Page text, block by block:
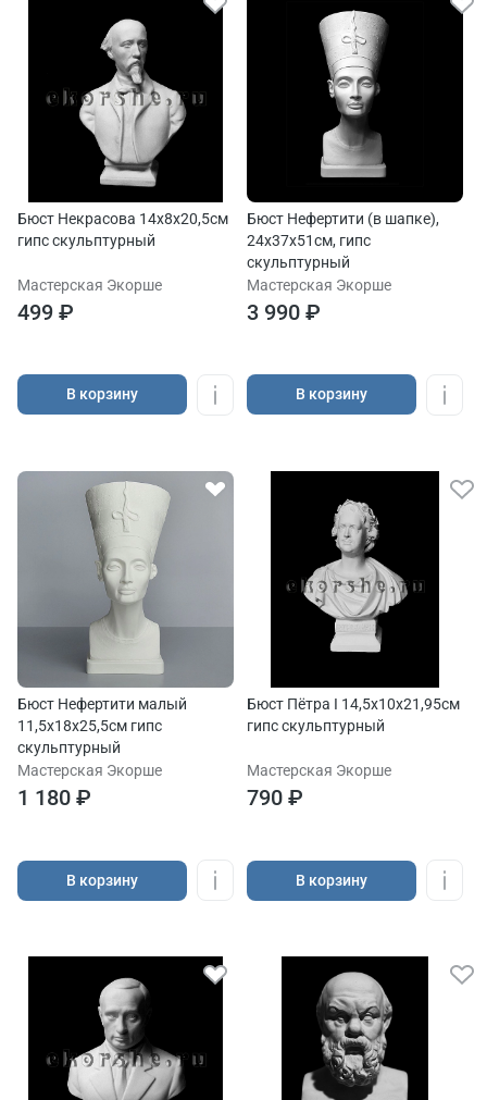
Бюст Некрасова 14х8х20,5см
гипс скульптурный
Мастерская Экорше
499 ₽
В корзину
Бюст Нефертити (в шапке),
24х37х51см, гипс
скульптурный
Мастерская Экорше
3 990 ₽
В корзину
Бюст Нефертити малый
11,5х18х25,5см гипс
скульптурный
Мастерская Экорше
1 180 ₽
В корзину
Бюст Пётра I 14,5х10х21,95см
гипс скульптурный
Мастерская Экорше
790 ₽
В корзину